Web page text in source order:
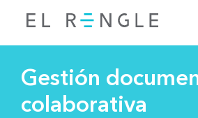
Gestión
colaborativa